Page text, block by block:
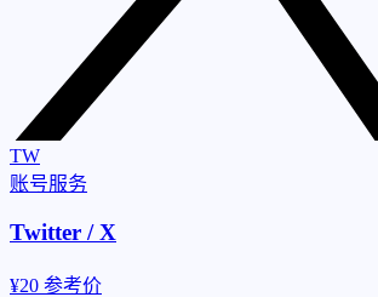
TW
账号服务
Twitter / X
¥20 参考价